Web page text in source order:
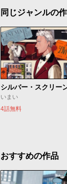
同じジャンルの
シルバー・スクリー
いまい
4話無料
おすすめの作品